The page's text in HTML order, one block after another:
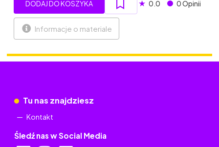
DODAJ DO KOSZYKA ★ 0.0 0 Opinii
Informacje o materiale
Tu nas znajdziesz
Kontakt
Śledź nas w Social Media